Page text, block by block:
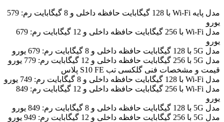
مدل پایه Wi-Fi با 128 گیگابایت حافظه داخلی و 8 گیگابایت رم: 579
یورو
مدل Wi-Fi با 256 گیگابایت حافظه داخلی و 12 گیگابایت رم: 679
یورو
مدل 5G با 128 گیگابایت حافظه داخلی و 8 گیگابایت رم: 679 یورو
مدل 5G با 256 گیگابایت حافظه داخلی و 12 گیگابایت رم: 779 یورو
قیمت و مشخصات فنی گلکسی تب S10 FE پلاس
مدل Wi-Fi با 128 گیگابایت حافظه داخلی و 8 گیگابایت رم: 749 یورو
مدل Wi-Fi با 256 گیگابایت حافظه داخلی و 12 گیگابایت رم: 849
یورو
مدل 5G با 128 گیگابایت حافظه داخلی و 8 گیگابایت رم: 849 یورو
مدل 5G با 256 گیگابایت حافظه داخلی و 12 گیگابایت رم: 949 یورو